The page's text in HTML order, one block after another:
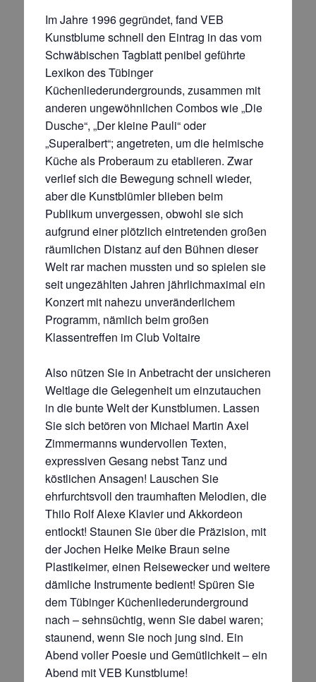
Im Jahre 1996 gegründet, fand VEB
Kunstblume schnell den Eintrag in das vom
Schwäbischen Tagblatt penibel geführte
Lexikon des Tübinger
Küchenliederundergrounds, zusammen mit
anderen ungewöhnlichen Combos wie „Die
Dusche“, „Der kleine Pauli“ oder
„Superalbert“; angetreten, um die heimische
Küche als Proberaum zu etablieren. Zwar
verlief sich die Bewegung schnell wieder,
aber die Kunstblümler blieben beim
Publikum unvergessen, obwohl sie sich
aufgrund einer plötzlich eintretenden großen
räumlichen Distanz auf den Bühnen dieser
Welt rar machen mussten und so spielen sie
seit ungezählten Jahren jährlichmaximal ein
Konzert mit nahezu unveränderlichem
Programm, nämlich beim großen
Klassentreffen im Club Voltaire
Also nützen Sie in Anbetracht der unsicheren
Weltlage die Gelegenheit um einzutauchen
in die bunte Welt der Kunstblumen. Lassen
Sie sich betören von Michael Martin Axel
Zimmermanns wundervollen Texten,
expressiven Gesang nebst Tanz und
köstlichen Ansagen! Lauschen Sie
ehrfurchtsvoll den traumhaften Melodien, die
Thilo Rolf Alexe Klavier und Akkordeon
entlockt! Staunen Sie über die Präzision, mit
der Jochen Heike Meike Braun seine
Plastikeimer, einen Reisewecker und weitere
dämliche Instrumente bedient! Spüren Sie
dem Tübinger Küchenliederunderground
nach – sehnsüchtig, wenn Sie dabei waren;
staunend, wenn Sie noch jung sind. Ein
Abend voller Poesie und Gemütlichkeit – ein
Abend mit VEB Kunstblume!